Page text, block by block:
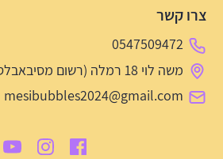
צרו קשר
0547509472
משה לוי 18 רמלה (רשום מסיבאבלס על השלט בחנות)
mesibubbles2024@gmail.com